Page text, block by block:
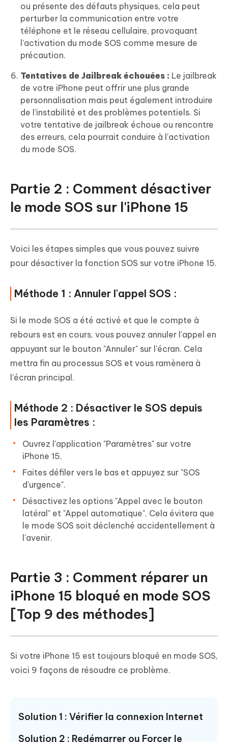
ou présente des défauts physiques, cela peut
perturber la communication entre votre
téléphone et le réseau cellulaire, provoquant
l'activation du mode SOS comme mesure de
précaution.
Tentatives de Jailbreak échouées : Le jailbreak
de votre iPhone peut offrir une plus grande
personnalisation mais peut également introduire
de l'instabilité et des problèmes potentiels. Si
votre tentative de jailbreak échoue ou rencontre
des erreurs, cela pourrait conduire à l'activation
du mode SOS.
Partie 2 : Comment désactiver
le mode SOS sur l'iPhone 15
Voici les étapes simples que vous pouvez suivre
pour désactiver la fonction SOS sur votre iPhone 15.
Méthode 1 : Annuler l'appel SOS :
Si le mode SOS a été activé et que le compte à
rebours est en cours, vous pouvez annuler l'appel en
appuyant sur le bouton "Annuler" sur l'écran. Cela
mettra fin au processus SOS et vous ramènera à
l'écran principal.
Méthode 2 : Désactiver le SOS depuis
les Paramètres :
Ouvrez l'application "Paramètres" sur votre
iPhone 15.
Faites défiler vers le bas et appuyez sur "SOS
d'urgence".
Désactivez les options "Appel avec le bouton
latéral" et "Appel automatique". Cela évitera que
le mode SOS soit déclenché accidentellement à
l'avenir.
Partie 3 : Comment réparer un
iPhone 15 bloqué en mode SOS
[Top 9 des méthodes]
Si votre iPhone 15 est toujours bloqué en mode SOS,
voici 9 façons de résoudre ce problème.
Solution 1 : Vérifier la connexion Internet
Solution 2 : Redémarrer ou Forcer le